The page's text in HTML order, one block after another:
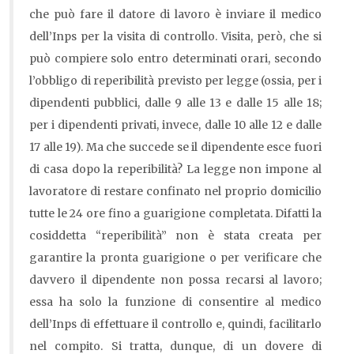
che può fare il datore di lavoro è inviare il medico
dell’Inps per la visita di controllo. Visita, però, che si
può compiere solo entro determinati orari, secondo
l’obbligo di reperibilità previsto per legge (ossia, per i
dipendenti pubblici, dalle 9 alle 13 e dalle 15 alle 18;
per i dipendenti privati, invece, dalle 10 alle 12 e dalle
17 alle 19). Ma che succede se il dipendente esce fuori
di casa dopo la reperibilità? La legge non impone al
lavoratore di restare confinato nel proprio domicilio
tutte le 24 ore fino a guarigione completata. Difatti la
cosiddetta “reperibilità” non è stata creata per
garantire la pronta guarigione o per verificare che
davvero il dipendente non possa recarsi al lavoro;
essa ha solo la funzione di consentire al medico
dell’Inps di effettuare il controllo e, quindi, facilitarlo
nel compito. Si tratta, dunque, di un dovere di